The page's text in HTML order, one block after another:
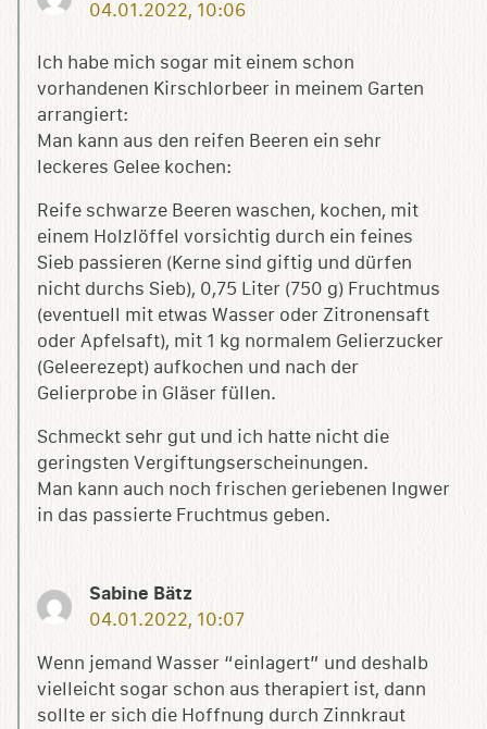
04.01.2022, 10:06
Ich habe mich sogar mit einem schon
vorhandenen Kirschlorbeer in meinem Garten
arrangiert:
Man kann aus den reifen Beeren ein sehr
leckeres Gelee kochen:
Reife schwarze Beeren waschen, kochen, mit
einem Holzlöffel vorsichtig durch ein feines
Sieb passieren (Kerne sind giftig und dürfen
nicht durchs Sieb), 0,75 Liter (750 g) Fruchtmus
(eventuell mit etwas Wasser oder Zitronensaft
oder Apfelsaft), mit 1 kg normalem Gelierzucker
(Geleerezept) aufkochen und nach der
Gelierprobe in Gläser füllen.
Schmeckt sehr gut und ich hatte nicht die
geringsten Vergiftungserscheinungen.
Man kann auch noch frischen geriebenen Ingwer
in das passierte Fruchtmus geben.
Sabine Bätz
04.01.2022, 10:07
Wenn jemand Wasser “einlagert” und deshalb
vielleicht sogar schon aus therapiert ist, dann
sollte er sich die Hoffnung durch Zinnkraut